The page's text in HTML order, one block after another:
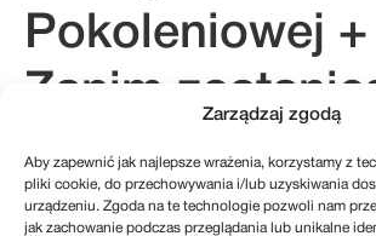
Zarządzaj zgodą
Aby zapewnić jak najlepsze wrażenia, korzystamy z
pliki cookie, do przechowywania i/lub uzyskiwania
urządzeniu. Zgoda na te technologie pozwoli nam
jak zachowanie podczas przeglądania lub unikalne
Pokoleniowej +
Zanim
Przewodnik
Sukcesyjny 2.0.